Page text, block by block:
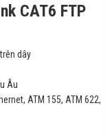
CAT6 FTP
dây
Âu
ATM 155, ATM 622,